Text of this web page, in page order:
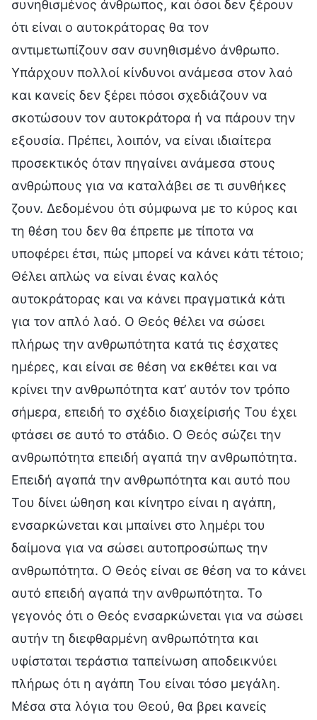
συνηθισμένος άνθρωπος, και όσοι δεν ξέρουν
ότι είναι ο αυτοκράτορας θα τον
αντιμετωπίζουν σαν συνηθισμένο άνθρωπο.
Υπάρχουν πολλοί κίνδυνοι ανάμεσα στον λαό
και κανείς δεν ξέρει πόσοι σχεδιάζουν να
σκοτώσουν τον αυτοκράτορα ή να πάρουν την
εξουσία. Πρέπει, λοιπόν, να είναι ιδιαίτερα
προσεκτικός όταν πηγαίνει ανάμεσα στους
ανθρώπους για να καταλάβει σε τι συνθήκες
ζουν. Δεδομένου ότι σύμφωνα με το κύρος και
τη θέση του δεν θα έπρεπε με τίποτα να
υποφέρει έτσι, πώς μπορεί να κάνει κάτι τέτοιο;
Θέλει απλώς να είναι ένας καλός
αυτοκράτορας και να κάνει πραγματικά κάτι
για τον απλό λαό. Ο Θεός θέλει να σώσει
πλήρως την ανθρωπότητα κατά τις έσχατες
ημέρες, και είναι σε θέση να εκθέτει και να
κρίνει την ανθρωπότητα κατ’ αυτόν τον τρόπο
σήμερα, επειδή το σχέδιο διαχείρισής Του έχει
φτάσει σε αυτό το στάδιο. Ο Θεός σώζει την
ανθρωπότητα επειδή αγαπά την ανθρωπότητα.
Επειδή αγαπά την ανθρωπότητα και αυτό που
Του δίνει ώθηση και κίνητρο είναι η αγάπη,
ενσαρκώνεται και μπαίνει στο λημέρι του
δαίμονα για να σώσει αυτοπροσώπως την
ανθρωπότητα. Ο Θεός είναι σε θέση να το κάνει
αυτό επειδή αγαπά την ανθρωπότητα. Το
γεγονός ότι ο Θεός ενσαρκώνεται για να σώσει
αυτήν τη διεφθαρμένη ανθρωπότητα και
υφίσταται τεράστια ταπείνωση αποδεικνύει
πλήρως ότι η αγάπη Του είναι τόσο μεγάλη.
Μέσα στα λόγια του Θεού, θα βρει κανείς